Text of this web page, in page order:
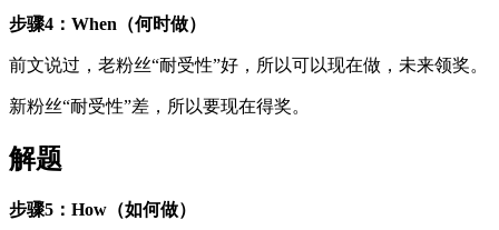
步骤4：When（何时做）
前文说过，老粉丝“耐受性”好，所以可以现在做，未来领奖。
新粉丝“耐受性”差，所以要现在得奖。
解题
步骤5：How（如何做）